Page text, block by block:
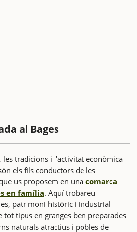
al Bages
les tradicions i l'activitat econòmica
els fils conductors de les
us proposem en una comarca
en família. Aquí trobareu
patrimoni històric i industrial
tot tipus en granges ben preparades
naturals atractius i pobles de